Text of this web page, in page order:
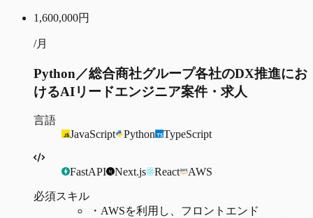
1,600,000円
/月
Python／総合商社グループ各社のDX推進にお
けるAIリードエンジニア案件・求人
言語
JavaScript
Python TypeScript
FastAPI Next.js React AWS
必須スキル
・ AWSを利用し、フロントエンド